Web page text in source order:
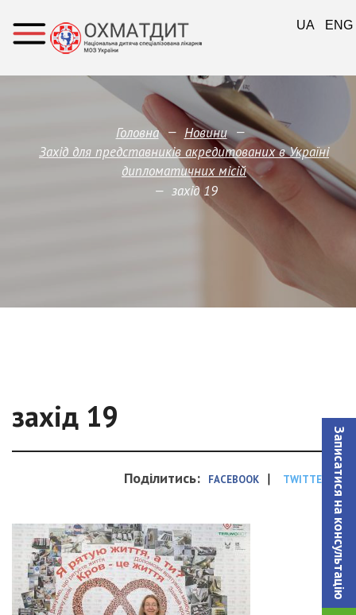
Записатися на консультацiю
Головна — Новини —
Захід для представників акредитованих в Україні
дипломатичних місій
— захід 19
захід 19
Поділитись: FACEBOOK | TWITTER
UA ENG